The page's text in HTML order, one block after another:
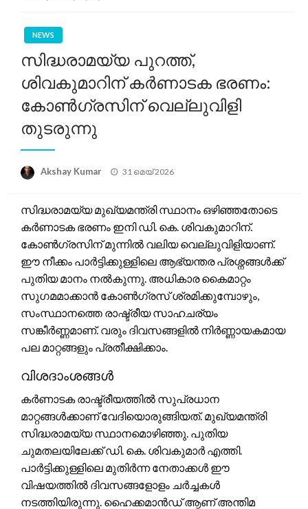
NEWS
സിദ്ധരാമയ്യ പുറത്ത്,
ശിവകുമാറിന് കർണാടക ഭരണം:
കോൺഗ്രസിന് വെല്ലുവിളി
തുടരുന്നു
Akshay Kumar
Posted
31 മെയ്‌ 2026
സിദ്ധരാമയ്യ മുഖ്യമന്ത്രി സ്ഥാനം ഒഴിഞ്ഞതോടെ
കർണാടക ഭരണം ഇനി ഡി. കെ. ശിവകുമാറിന്.
കോൺഗ്രസിന് മുന്നിൽ വലിയ വെല്ലുവിളിയാണ്.
ഈ നീക്കം പാർട്ടിക്കുള്ളിലെ ആഭ്യന്തര പ്രശ്നങ്ങൾക്ക്
പുതിയ മാനം നൽകുന്നു. അധികാര കൈമാറ്റം
സുഗമമാക്കാൻ കോൺഗ്രസ് ശ്രമിക്കുമ്പോഴും,
സംസ്ഥാനത്തെ രാഷ്ട്രീയ സാഹചര്യം
സങ്കീർണ്ണമാണ്. വരും ദിവസങ്ങളിൽ നിർണ്ണായകമായ
പല മാറ്റങ്ങളും പ്രതീക്ഷിക്കാം.
വിശദാംശങ്ങൾ
കർണാടക രാഷ്ട്രീയത്തിൽ സുപ്രധാന
മാറ്റങ്ങൾക്കാണ് വേദിയൊരുങ്ങിയത്. മുഖ്യമന്ത്രി
സിദ്ധരാമയ്യ സ്ഥാനമൊഴിഞ്ഞു. പുതിയ
ചുമതലയിലേക്ക് ഡി. കെ. ശിവകുമാർ എത്തി.
പാർട്ടിക്കുള്ളിലെ മുതിർന്ന നേതാക്കൾ ഈ
വിഷയത്തിൽ ദിവസങ്ങളോളം ചർച്ചകൾ
നടത്തിയിരുന്നു. ഹൈക്കമാൻഡ് ആണ് അന്തിമ